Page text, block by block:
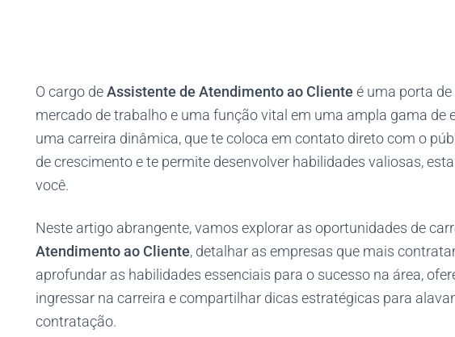
O cargo deAssistente de Atendimento ao Cliente é uma porta
mercado de trabalho e uma função vital em uma ampla gama de
uma carreira dinâmica, que te coloca em contato direto com o
de crescimento e te permite desenvolver habilidades valiosas,
você.
Neste artigo abrangente, vamos explorar as oportunidades de
Atendimento ao Cliente, detalhar as empresas que mais
aprofundar as habilidades essenciais para o sucesso na área,
ingressar na carreira e compartilhar dicas estratégicas para
contratação.